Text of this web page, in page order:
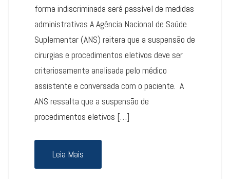
forma indiscriminada será passível de medidas
administrativas A Agência Nacional de Saúde
Suplementar (ANS) reitera que a suspensão de
cirurgias e procedimentos eletivos deve ser
criteriosamente analisada pelo médico
assistente e conversada com o paciente. A
ANS ressalta que a suspensão de
procedimentos eletivos […]
Leia Mais